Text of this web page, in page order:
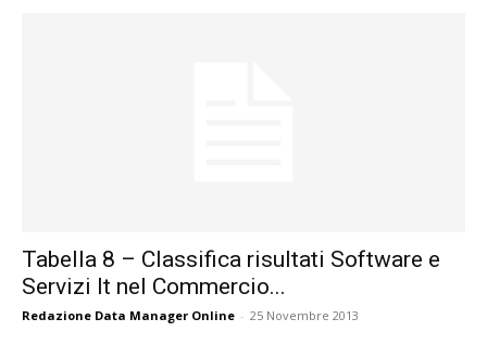
Tabella 8 – Classifica risultati Software e
Servizi It nel Commercio...
Redazione Data Manager Online - 25 Novembre 2013